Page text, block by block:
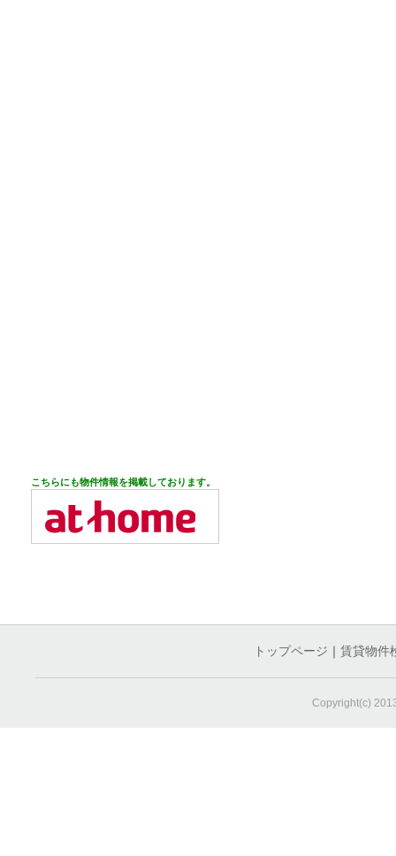
こちらにも物件情報を掲載しております。
トップページ ｜ 賃貸物件
Copyright(c)